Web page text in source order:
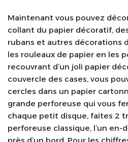
Maintenant vous pouvez
collant du papier décoratif,
rubans et autres décorations
les rouleaux de papier en les
recouvrant d’un joli papier
couvercle des cases, vous
cercles dans un papier
grande perforeuse qui vous
chaque petit disque, faites 2
perforeuse classique, l’un en-
près d’un bord. Pour les